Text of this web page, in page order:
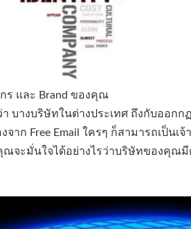
และ Brand ของคุณ
บางบริษัทในต่างประเทศ ถึงกับออกก
จาก Free Email ใครๆ ก็สามารถเป็น
ณจะมั่นใจได้อย่างไรว่าบริษัทของคุณ